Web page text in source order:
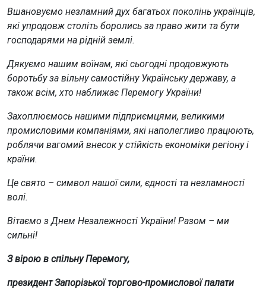
Вшановуємо незламний дух багатьох поколінь українців,
які упродовж століть боролись за право жити та бути
господарями на рідній землі.
Дякуємо нашим воїнам, які сьогодні продовжують
боротьбу за вільну самостійну Українську державу, а
також всім, хто наближає Перемогу України!
Захоплюємось нашими підприємцями, великими
промисловими компаніями, які наполегливо працюють,
роблячи вагомий внесок у стійкість економіки регіону і
країни.
Це свято – символ нашої сили, єдності та незламності
волі.
Вітаємо з Днем Незалежності України! Разом – ми
сильні!
З вірою в спільну Перемогу,
президент Запорізької торгово-промислової палати